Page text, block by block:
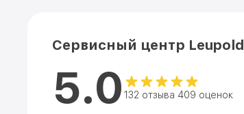
Сервисный центр Leupold
5.0 132 отзыва 409 оценок